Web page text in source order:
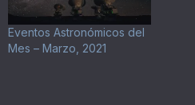
Eventos Astronómicos del
Mes – Marzo, 2021